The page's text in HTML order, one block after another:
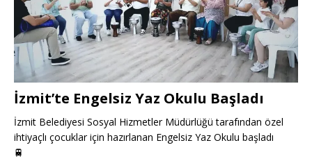
İzmit’te Engelsiz Yaz Okulu Başladı
İzmit Belediyesi Sosyal Hizmetler Müdürlüğü tarafından özel
ihtiyaçlı çocuklar için hazırlanan Engelsiz Yaz Okulu başladı
🚆